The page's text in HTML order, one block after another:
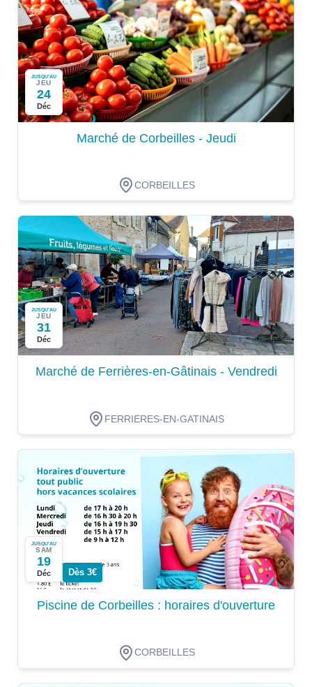
JUSQU'AU
JEU
24
Déc
Marché de Corbeilles - Jeudi
CORBEILLES
JUSQU'AU
JEU
31
Déc
Marché de Ferrières-en-Gâtinais - Vendredi
FERRIERES-EN-GATINAIS
JUSQU'AU
SAM
19
Déc Dès 3€
Piscine de Corbeilles : horaires d'ouverture
CORBEILLES